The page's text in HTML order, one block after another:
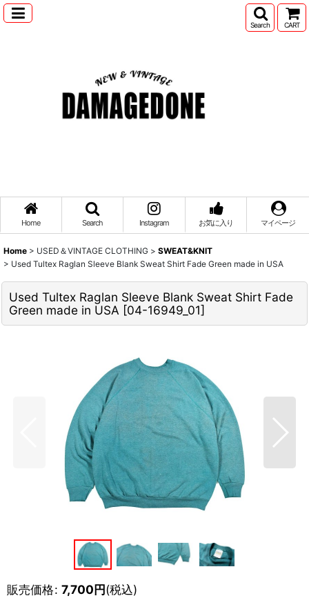
Search CART
Home Search Instagram お気に入り マイページ
Home > USED＆VINTAGE CLOTHING > SWEAT&KNIT
> Used Tultex Raglan Sleeve Blank Sweat Shirt Fade Green made in USA
Used Tultex Raglan Sleeve Blank Sweat Shirt Fade
Green made in USA [04-16949_01]
販売価格: 7,700円(税込)